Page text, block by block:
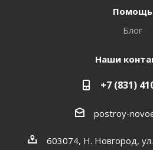
Помощь
Блог
Наши
+7 (831)
postroy-
603074, Н. Новгород,